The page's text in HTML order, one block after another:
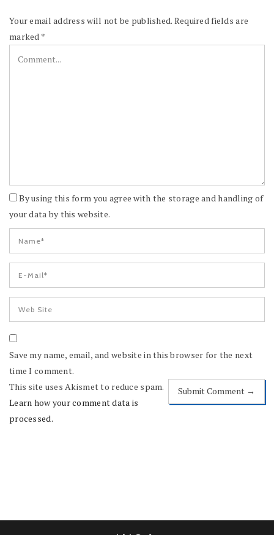
Your email address will not be published. Required fields are
marked *
By using this form you agree with the storage and handling of
your data by this website.
Save my name, email, and website in this browser for the next
time I comment.
This site uses Akismet to reduce spam.
Learn how your comment data is
processed.